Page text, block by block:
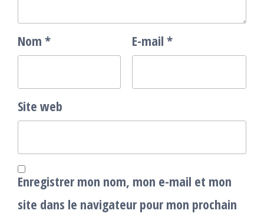
Nom * E-mail *
Site web
Enregistrer mon nom, mon e-mail et mon
site dans le navigateur pour mon prochain